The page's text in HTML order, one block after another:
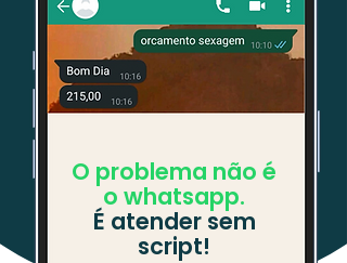
O problema não é
o whatsapp.
​É atender sem
script!